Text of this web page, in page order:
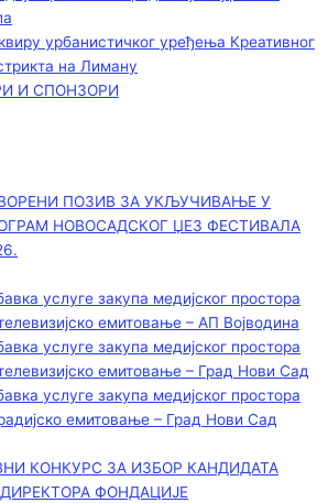
урбанистичког уређења Креативног
на Лиману
И СПОНЗОРИ
ПОЗИВ ЗА УКЉУЧИВАЊЕ У
НОВОСАДСКОГ ЏЕЗ ФЕСТИВАЛА
услуге закупа медијског простора
емитовање – АП Војводинa
услуге закупа медијског простора
емитовање – Град Нови Сад
услуге закупа медијског простора
емитовање – Град Нови Сад
КОНКУРС ЗА ИЗБОР КАНДИДАТА
ФОНДАЦИЈЕ